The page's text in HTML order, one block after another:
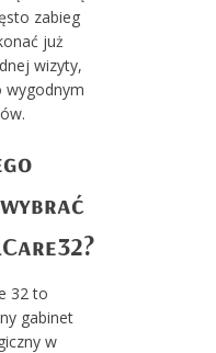
zabieg
już
wizyty,
wygodnym
32 to
gabinet
w